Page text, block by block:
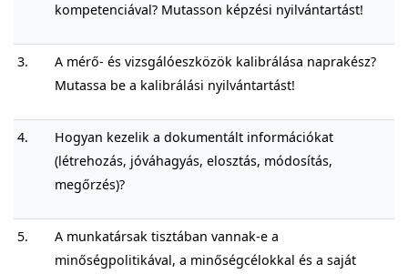
kompetenciával? Mutasson képzési nyilvántartást!
3.
A mérő- és vizsgálóeszközök kalibrálása naprakész?
Mutassa be a kalibrálási nyilvántartást!
4.
Hogyan kezelik a dokumentált információkat
(létrehozás, jóváhagyás, elosztás, módosítás,
megőrzés)?
5.
A munkatársak tisztában vannak-e a
minőségpolitikával, a minőségcélokkal és a saját